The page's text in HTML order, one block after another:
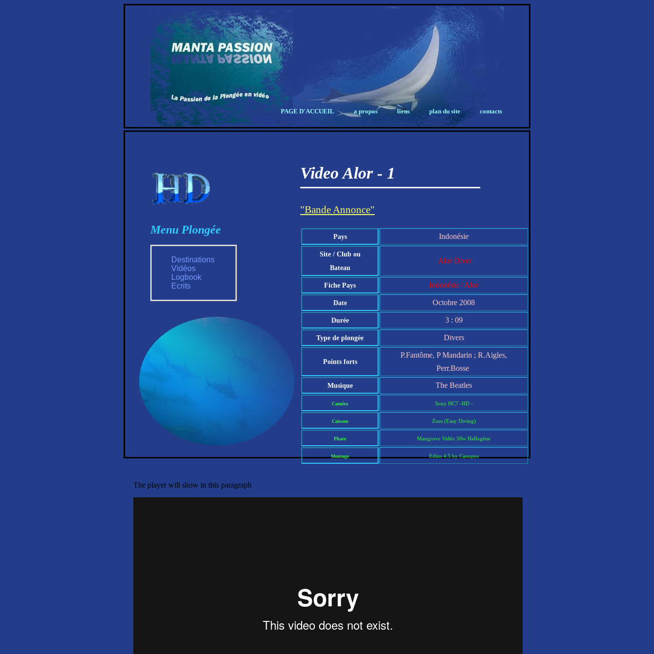
PAGE D'ACCUEIL a propos liens plan du site contacts
Menu Plongée
Destinations
Vidéos
Logbook
Ecrits
Video Alor - 1
"Bande Annonce"
Pays Indonésie
Site / Club ou
Bateau
Alor Diver
Fiche Pays Indonésie / Alor
Date Octobre 2008
Durée 3 : 09
Type de plongée Divers
Points forts
P.Fantôme, P Mandarin ; R.Aigles,
Perr.Bosse
Musique The Beatles
Caméra Sony HC7 -HD -
Caisson Zeus (Easy Diving)
Phare Mangrove Vidéo 50w Hallogène
Montage Edius 4.5 by Canopus
The player will show in this paragraph